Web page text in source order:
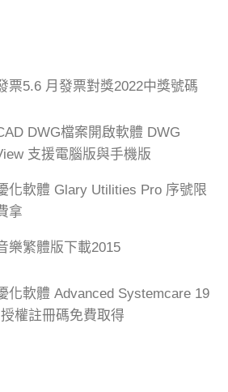
票5.6 月發票對獎2022中獎號碼
DWG檔案開啟軟體 DWG
支援電腦版與手機版
化軟體 Glary Utilities Pro 序號限
拿
樂繁體版下載2015
化軟體 Advanced Systemcare 19
權註冊碼免費取得